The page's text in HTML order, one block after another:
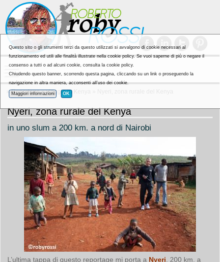
»Reportage »viaggio in Kenya
Nyeri, zona rurale del Kenya
in uno slum a 200 km. a nord di Nairobi
L’ultima tappa di questo reportage mi porta a Nyeri , 200 km. a
Questo sito o gli strumenti terzi da questo utilizzati si avvalgono di cookie necessari al
funzionamento ed utili alle finalità illustrate nella cookie policy. Se vuoi saperne di più o negare il
consenso a tutti o ad alcuni cookie, consulta la cookie policy.
Chiudendo questo banner, scorrendo questa pagina, cliccando su un link o proseguendo la
navigazione in altra maniera, acconsenti all’uso dei cookie.
Maggiori informazioni OK